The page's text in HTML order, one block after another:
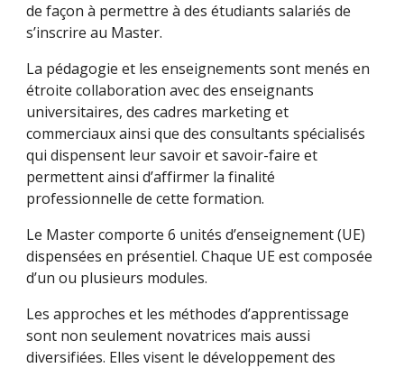
de façon à permettre à des étudiants salariés de
s’inscrire au Master.
La pédagogie et les enseignements sont menés en
étroite collaboration avec des enseignants
universitaires, des cadres marketing et
commerciaux ainsi que des consultants spécialisés
qui dispensent leur savoir et savoir-faire et
permettent ainsi d’affirmer la finalité
professionnelle de cette formation.
Le Master comporte 6 unités d’enseignement (UE)
dispensées en présentiel. Chaque UE est composée
d’un ou plusieurs modules.
Les approches et les méthodes d’apprentissage
sont non seulement novatrices mais aussi
diversifiées. Elles visent le développement des